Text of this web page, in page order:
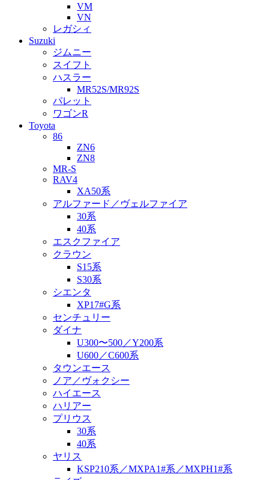
VM
VN
レガシィ
Suzuki
ジムニー
スイフト
ハスラー
MR52S/MR92S
パレット
ワゴンR
Toyota
86
ZN6
ZN8
MR-S
RAV4
XA50系
アルファード／ヴェルファイア
30系
40系
エスクファイア
クラウン
S15系
S30系
シエンタ
XP17#G系
センチュリー
ダイナ
U300〜500／Y200系
U600／C600系
タウンエース
ノア／ヴォクシー
ハイエース
ハリアー
プリウス
30系
40系
ヤリス
KSP210系／MXPA1#系／MXPH1#系